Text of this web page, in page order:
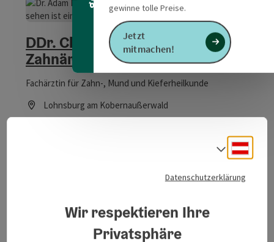
gewinne tolle Preise.
Jetzt
mitmachen!
DDr. Claudia-Maria Loewe -
Zahnärztin
Fachärztin für Zahn-, Mund und Kieferheilkunde
Lohnsburg am Kobernaußerwald
Öffnungszeiten
Datenschutzerklärung
Wir respektieren Ihre
Privatsphäre